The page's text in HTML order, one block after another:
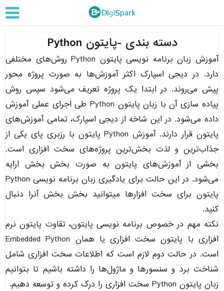
دسته بندی -پایتون Python
آموزش زبان برنامه نویسی پایتون Python روش‌های مختلفی
دارد. در دیجی اسپارک اکثر آموزش‌ها به صورت پروژه محور
پیش می‌روند. در ابتدا یک پروژه تعریف می‌شود سپس روش
پیاده سازی آن با زبان پایتون Python طی اجرای عملی آموزش
داده می‌شود. در این شاخه از دیجی اسپارک، تمامی آموزش‌های
پایتون قرار دارند. آموزش Python پایتون با رزبری پای یکی از
جذاب‌ترین و لذت بخش‌ترین پروژه‌های سخت افزاری است.
بخشی از آموزش‌های پایتون به صورت بخش بخش ارایه
می‌شود. در این حالت برای یادگیری زبان برنامه نویسی Python
پایتون برای سخت افزارها میتوانید بخش بخش آنرا دنبال
کنید.
نکته مهم در خصوص برنامه نویسی پایتون، تقاوت پایتون نرم
افزاری با پایتون سخت افزاری یا همان Embedded Python
است. در حالت دوم لازم است که اطلاعات سخت افزاری شامل
شناخت برد و سنسورها و ماژول‌ها را داشته باشیم تا بتوانیم
زبان پایتون Python سخت افزاری را درک کرده و توسعه دهیم.